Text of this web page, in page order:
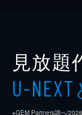
見放題
U-NEXT
※GEM Partners調べ/